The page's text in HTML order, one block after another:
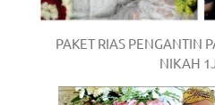
PAKET RIAS PENGANTIN
NIKAH